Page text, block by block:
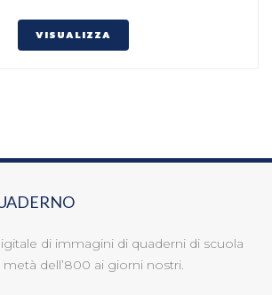
VISUALIZZA
di immagini di quaderni di scuola
metà dell’800 ai giorni nostri.